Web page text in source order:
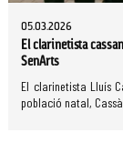
05.03.2026
El clarinetista
SenArts
El clarinetista Lluís
població natal,